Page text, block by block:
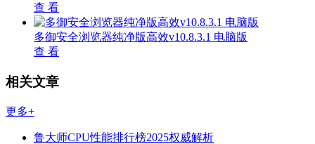
查 看
多御安全浏览器纯净版高效v10.8.3.1 电脑版
查 看
相关文章
更多+
鲁大师CPU性能排行榜2025权威解析